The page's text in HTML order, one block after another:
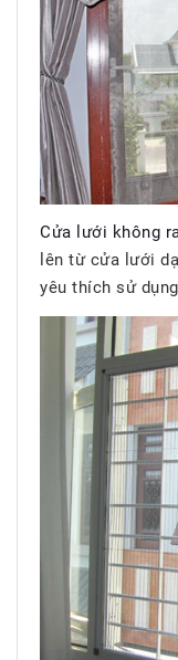
Cửa lưới không
lên từ cửa lưới
yêu thích sử